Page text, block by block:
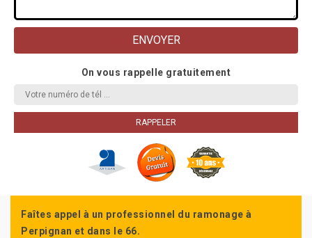
On vous rappelle gratuitement
Faîtes appel à un professionnel du ramonage à
Perpignan et dans le 66.